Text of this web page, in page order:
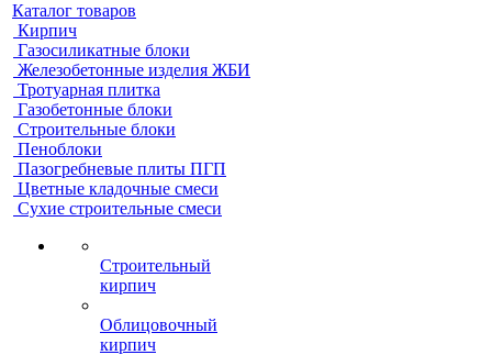
Каталог товаров
Кирпич
Газосиликатные блоки
Железобетонные изделия ЖБИ
Тротуарная плитка
Газобетонные блоки
Строительные блоки
Пеноблоки
Пазогребневые плиты ПГП
Цветные кладочные смеси
Сухие строительные смеси
Строительный
кирпич
Облицовочный
кирпич